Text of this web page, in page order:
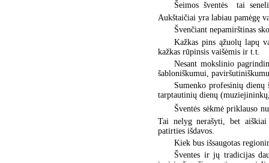
Šeimos šventės  tai
Aukštaičiai yra labiau pamėgę
Švenčiant nepamirštinas
Kažkas pins ąžuolų lapų
kažkas rūpinsis vaišėmis ir t.t.
Nesant mokslinio
šabloniškumui,
Sumenko profesinių dienų
tarptautinių dienų
Šventės sėkmė priklauso
Tai nelyg nerašyti, bet
patirties išdavos.
Kiek bus išsaugotas
Šventes ir jų tradicijas